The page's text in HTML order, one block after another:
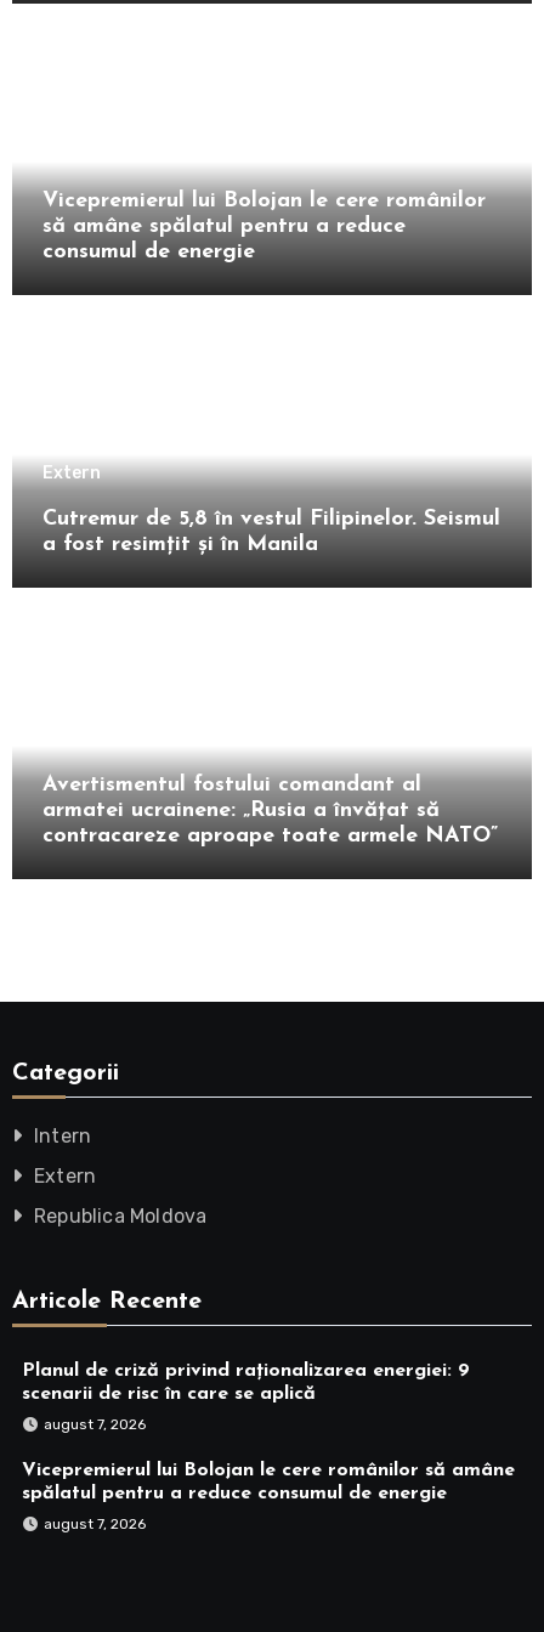
Vicepremierul lui Bolojan le cere românilor
să amâne spălatul pentru a reduce
consumul de energie
Extern
Cutremur de 5,8 în vestul Filipinelor. Seismul
a fost resimțit și în Manila
Avertismentul fostului comandant al
armatei ucrainene: „Rusia a învățat să
contracareze aproape toate armele NATO”
Categorii
Intern
Extern
Republica Moldova
Articole Recente
Planul de criză privind raționalizarea energiei: 9
scenarii de risc în care se aplică
august 7, 2026
Vicepremierul lui Bolojan le cere românilor să amâne
spălatul pentru a reduce consumul de energie
august 7, 2026